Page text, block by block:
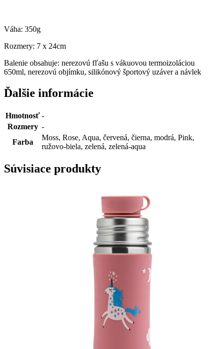
Váha: 350g
Rozmery: 7 x 24cm
Balenie obsahuje: nerezovú fľašu s vákuovou termoizoláciou
650ml, nerezovú objímku, silikónový športový uzáver a návlek
Ďalšie informácie
Hmotnosť -
Rozmery -
Farba
Moss, Rose, Aqua, červená, čierna, modrá, Pink,
ružovo-biela, zelená, zelená-aqua
Súvisiace produkty